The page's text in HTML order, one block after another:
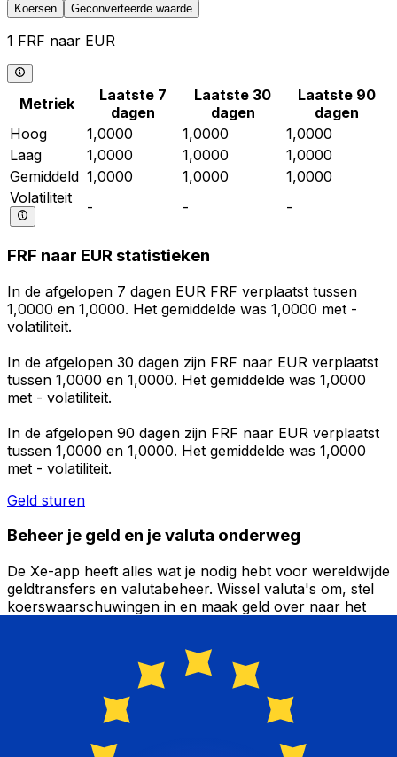
Koersen Geconverteerde waarde
1 FRF naar EUR
Metriek
Laatste 7
dagen
Laatste 30
dagen
Laatste 90
dagen
Hoog
1,0000 1,0000
1,0000
Laag
1,0000 1,0000
1,0000
Gemiddeld 1,0000 1,0000
1,0000
Volatiliteit
- - -
FRF naar EUR statistieken
In de afgelopen 7 dagen EUR FRF verplaatst tussen
1,0000 en 1,0000. Het gemiddelde was 1,0000 met -
volatiliteit.
In de afgelopen 30 dagen zijn FRF naar EUR verplaatst
tussen 1,0000 en 1,0000. Het gemiddelde was 1,0000
met - volatiliteit.
In de afgelopen 90 dagen zijn FRF naar EUR verplaatst
tussen 1,0000 en 1,0000. Het gemiddelde was 1,0000
met - volatiliteit.
Geld sturen
Beheer je geld en je valuta onderweg
De Xe-app heeft alles wat je nodig hebt voor wereldwijde
geldtransfers en valutabeheer. Wissel valuta's om, stel
koerswaarschuwingen in en maak geld over naar het